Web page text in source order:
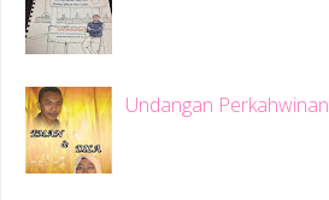
Undangan Perkahwinan